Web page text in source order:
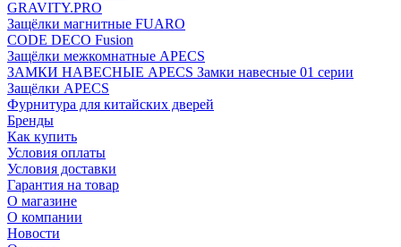
GRAVITY.PRO
Защёлки магнитные FUARO
CODE DECO Fusion
Защёлки межкомнатные APECS
ЗАМКИ НАВЕСНЫЕ APECS Замки навесные 01 серии
Защёлки APECS
Фурнитура для китайских дверей
Бренды
Как купить
Условия оплаты
Условия доставки
Гарантия на товар
О магазине
О компании
Новости